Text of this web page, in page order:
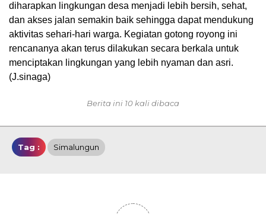
diharapkan lingkungan desa menjadi lebih bersih, sehat,
dan akses jalan semakin baik sehingga dapat mendukung
aktivitas sehari-hari warga. Kegiatan gotong royong ini
rencananya akan terus dilakukan secara berkala untuk
menciptakan lingkungan yang lebih nyaman dan asri.
(J.sinaga)
Berita ini 10 kali dibaca
Tag : Simalungun